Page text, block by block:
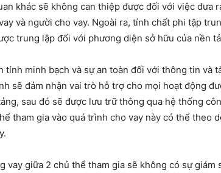
khác sẽ không can thiệp được đối với việc đưa
và người cho vay. Ngoài ra, tính chất phi tập
trung lập đối với phương diện sở hữu của nền
tính minh bạch và sự an toàn đối với thông tin và
sẽ đảm nhận vai trò hỗ trợ cho mọi hoạt động
sau đó sẽ được lưu trữ thông qua hệ thống
tham gia vào quá trình cho vay này có thể theo
vay giữa 2 chủ thể tham gia sẽ không có sự giám